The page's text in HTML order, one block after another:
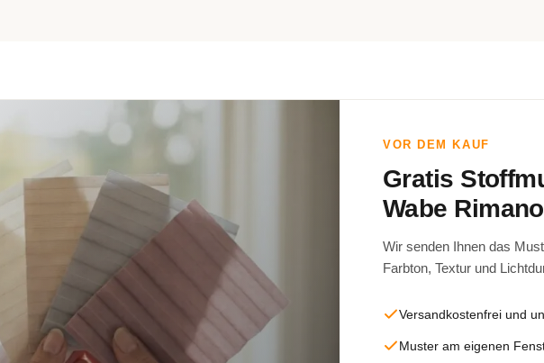
VOR DEM KAUF
Gratis
Wabe
Wir senden Ihnen das
Farbton, Textur und
Versandkostenfrei und
Muster am eigenen